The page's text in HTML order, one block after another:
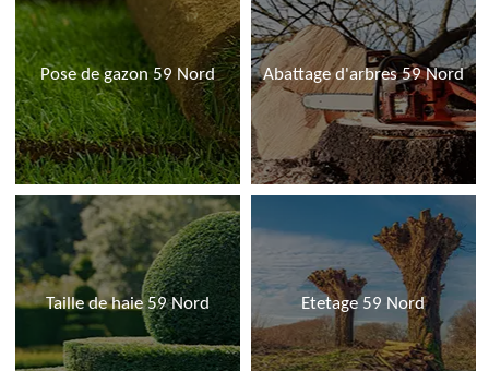
Pose de gazon 59 Nord Abattage d'arbres 59 Nord
Taille de haie 59 Nord Etetage 59 Nord